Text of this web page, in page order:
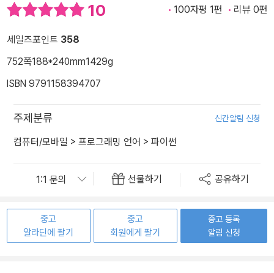
10 100자평 1편 리뷰 0편
세일즈포인트 358
752쪽188*240mm1429g
ISBN 9791158394707
주제분류 신간알림 신청
컴퓨터/모바일 > 프로그래밍 언어 > 파이썬
선물하기 공유하기
중고
알라딘에 팔기
중고
회원에게 팔기
중고 등록
알림 신청